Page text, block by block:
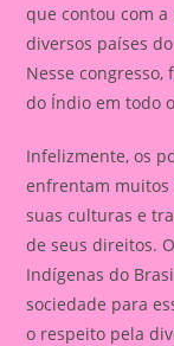
que contou com
diversos países
Nesse
do Índio em todo
Infelizmente, os
enfrentam muitos
suas culturas e
de seus direitos.
Indígenas do
sociedade para
o respeito pela